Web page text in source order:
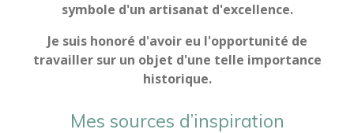
symbole d'un artisanat d'excellence.
Je suis honoré d'avoir eu l'opportunité de
travailler sur un objet d'une telle importance
historique.
Mes sources d’inspiration